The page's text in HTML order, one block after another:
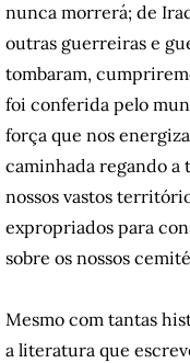
nunca morrerá; de
outras guerreiras e
tombaram,
foi conferida pelo
força que nos
caminhada regando a
nossos vastos
expropriados para
sobre os nossos
Mesmo com tantas
a literatura que